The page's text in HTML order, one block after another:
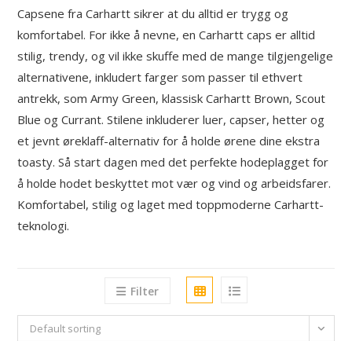
Capsene fra Carhartt sikrer at du alltid er trygg og
komfortabel. For ikke å nevne, en Carhartt caps er alltid
stilig, trendy, og vil ikke skuffe med de mange tilgjengelige
alternativene, inkludert farger som passer til ethvert
antrekk, som Army Green, klassisk Carhartt Brown, Scout
Blue og Currant. Stilene inkluderer luer, capser, hetter og
et jevnt øreklaff-alternativ for å holde ørene dine ekstra
toasty. Så start dagen med det perfekte hodeplagget for
å holde hodet beskyttet mot vær og vind og arbeidsfarer.
Komfortabel, stilig og laget med toppmoderne Carhartt-
teknologi.
Filter
Default sorting